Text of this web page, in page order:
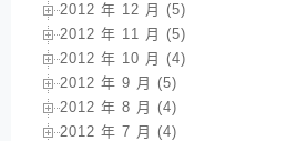
2012 年 12 月 (5)
2012 年 11 月 (5)
2012 年 10 月 (4)
2012 年 9 月 (5)
2012 年 8 月 (4)
2012 年 7 月 (4)